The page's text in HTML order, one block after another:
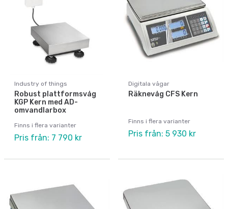
Industry of things
Robust plattformsvåg
KGP Kern med AD-
omvandlarbox
Finns i flera varianter
Pris från: 7 790 kr
Digitala vågar
Räknevåg CFS Kern
Finns i flera varianter
Pris från: 5 930 kr